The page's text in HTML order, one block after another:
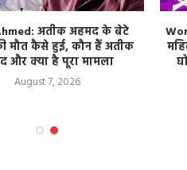
अतीक अहमद के बेटे
मौत कैसे हुई, कौन हैं अतीक
और क्या है पूरा मामला
August 7, 2026